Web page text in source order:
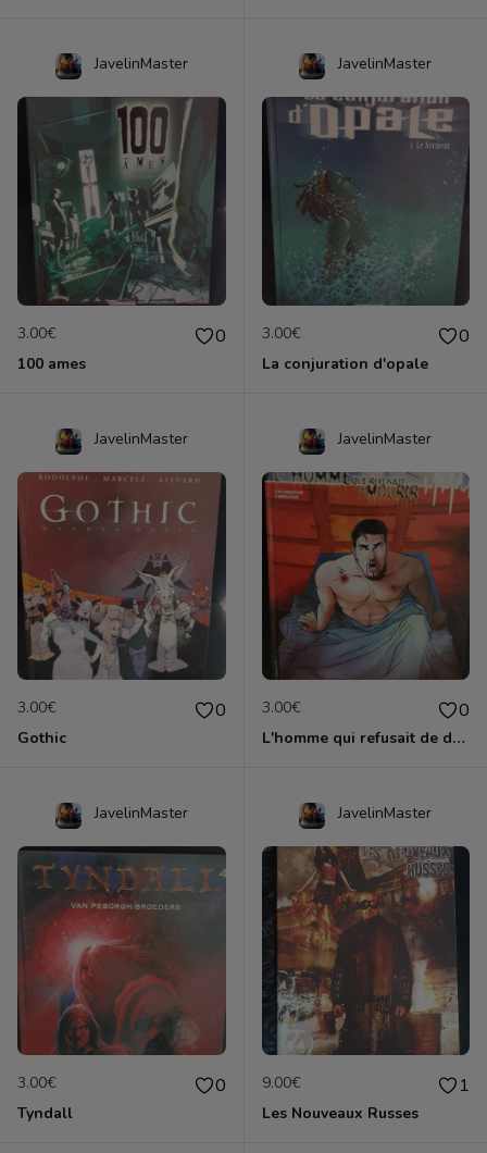
JavelinMaster
3.00€ 0
100 ames
JavelinMaster
3.00€ 0
La conjuration d'opale
JavelinMaster
3.00€ 0
Gothic
JavelinMaster
3.00€ 0
L'homme qui refusait de dormir
JavelinMaster
3.00€ 0
Tyndall
JavelinMaster
9.00€ 1
Les Nouveaux Russes